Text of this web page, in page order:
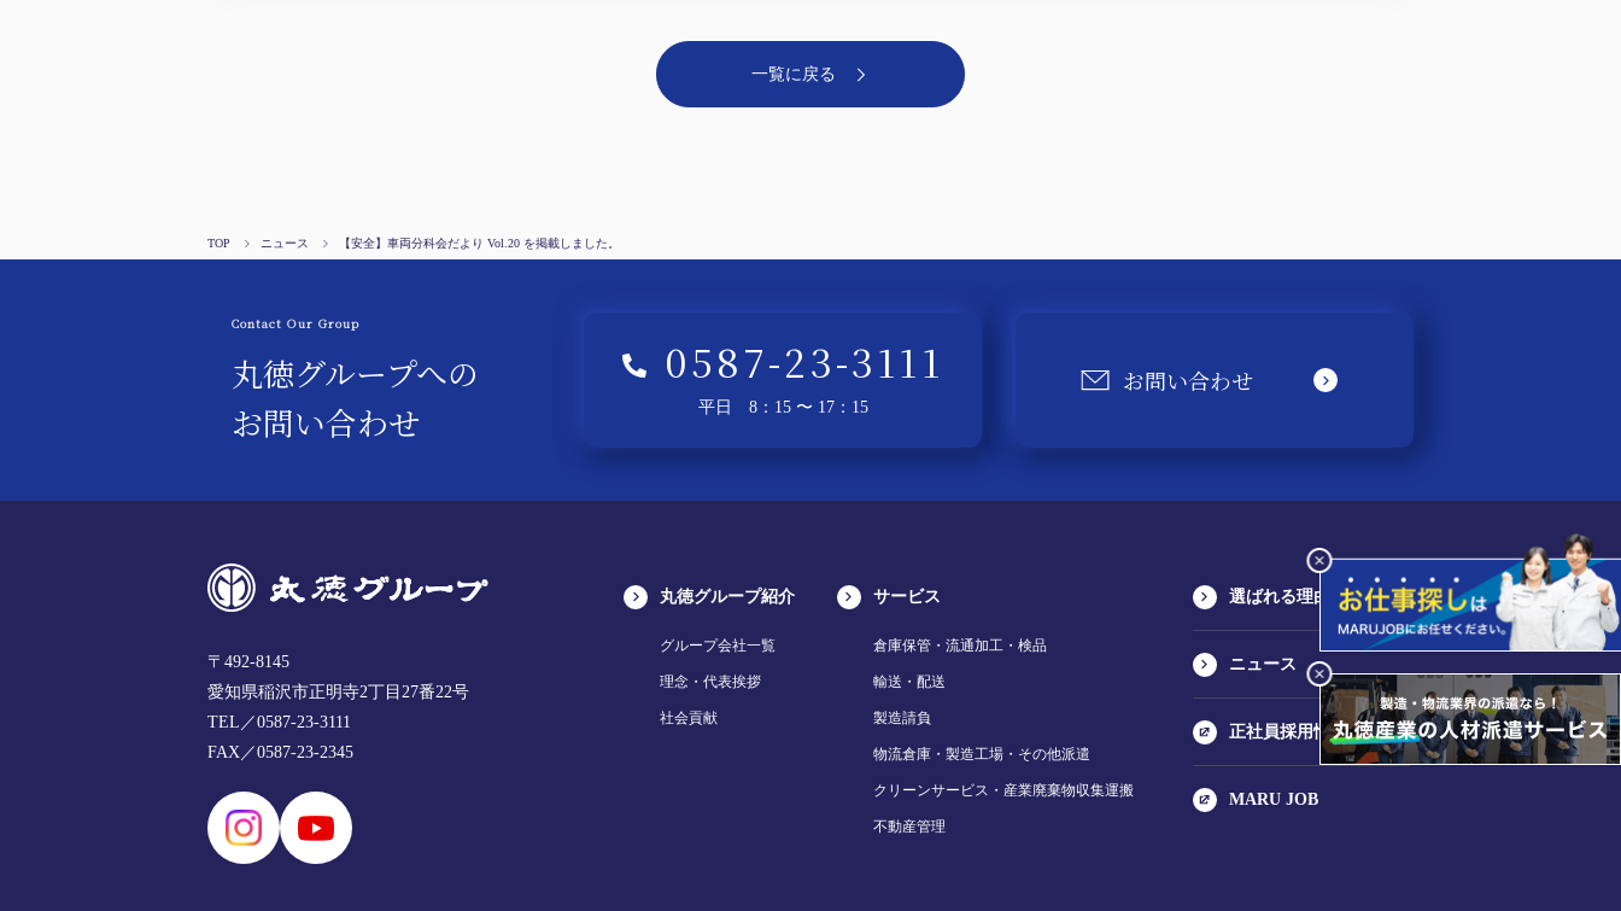
一覧に戻る
TOP ニュース 【安全】車両分科会だより Vol.20 を掲載しました。
Contact Our Group
丸徳グループへの
お問い合わせ
0587-23-3111
平日 8：15 〜 17：15
お問い合わせ
〒492-8145
愛知県稲沢市正明寺2丁目27番22号
TEL／0587-23-3111
FAX／0587-23-2345
丸徳グループ紹介
グループ会社一覧
理念・代表挨拶
社会貢献
サービス
倉庫保管・流通加工・検品
輸送・配送
製造請負
物流倉庫・製造工場・その他派遣
クリーンサービス・産業廃棄物収集運搬
不動産管理
選ばれる理由
ニュース
正社員採用情報
MARU JOB